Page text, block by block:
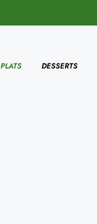
PLATS DESSERTS